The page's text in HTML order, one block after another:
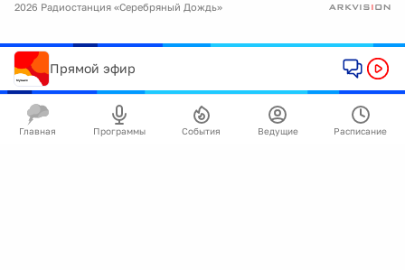
2026 Радиостанция «Серебряный Дождь»
Прямой эфир
Главная Программы События Ведущие Расписание